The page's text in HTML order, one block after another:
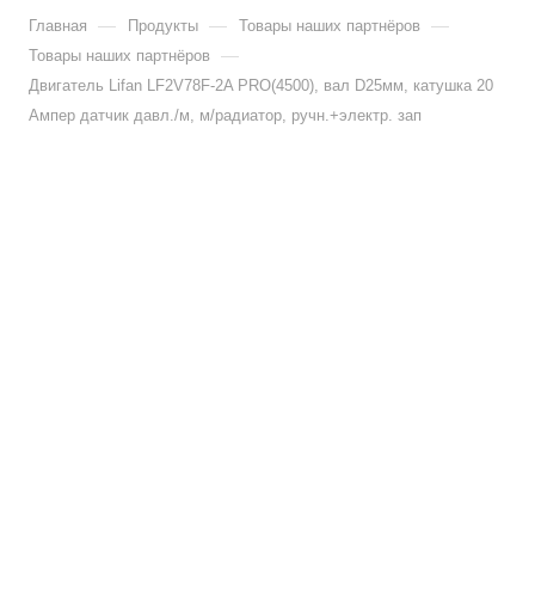
Главная — Продукты — Товары наших партнёров —
Товары наших партнёров —
Двигатель Lifan LF2V78F-2A PRO(4500), вал D25мм, катушка 20
Ампер датчик давл./м, м/радиатор, ручн.+электр. зап